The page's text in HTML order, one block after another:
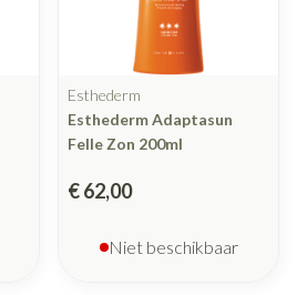
Esthederm
Esthederm Adaptasun
Felle Zon 200ml
€ 62,00
Niet beschikbaar